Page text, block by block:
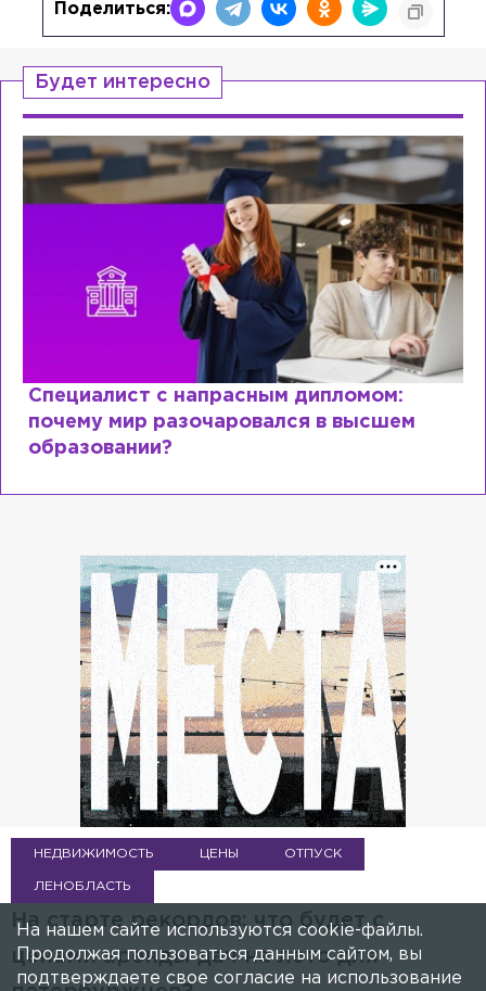
Поделиться:
Будет интересно
Специалист с напрасным дипломом:
почему мир разочаровался в высшем
образовании?
НЕДВИЖИМОСТЬ ЦЕНЫ ОТПУСК
ЛЕНОБЛАСТЬ
На старте рекордов: что будет с
ценами аренды дач на лето для
На нашем сайте используются cookie-файлы.
Продолжая пользоваться данным сайтом, вы
подтверждаете свое согласие на использование